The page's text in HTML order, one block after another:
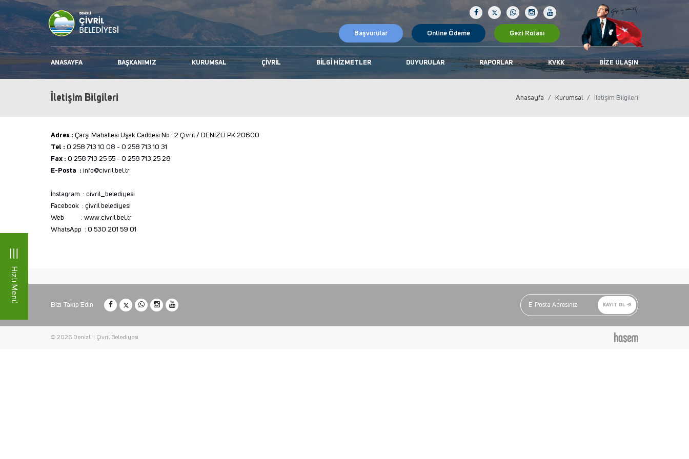
Hızlı Menü
Başvurular Online Ödeme Gezi Rotası
ANASAYFA BAŞKANIMIZ KURUMSAL ÇIVRIL BILGI HIZMETLER DUYURULAR RAPORLAR KVKK BIZE ULAŞIN
İletişim Bilgileri Anasayfa Kurumsal İletişim Bilgileri
Adres : Çarşı Mahallesi Uşak Caddesi No : 2 Çivril / DENİZLİ PK 20600
Tel : 0 258 713 10 08 - 0 258 713 10 31
Fax : 0 258 713 25 55 - 0 258 713 25 28
E-Posta : info@civril.bel.tr
İnstagram : civril_belediyesi
Facebook : çivril belediyesi
Web : www.civril.bel.tr
WhatsApp : 0 530 201 59 01
Bizi Takip Edin KAYIT OL
© 2026 Denizli | Çivril Belediyesi